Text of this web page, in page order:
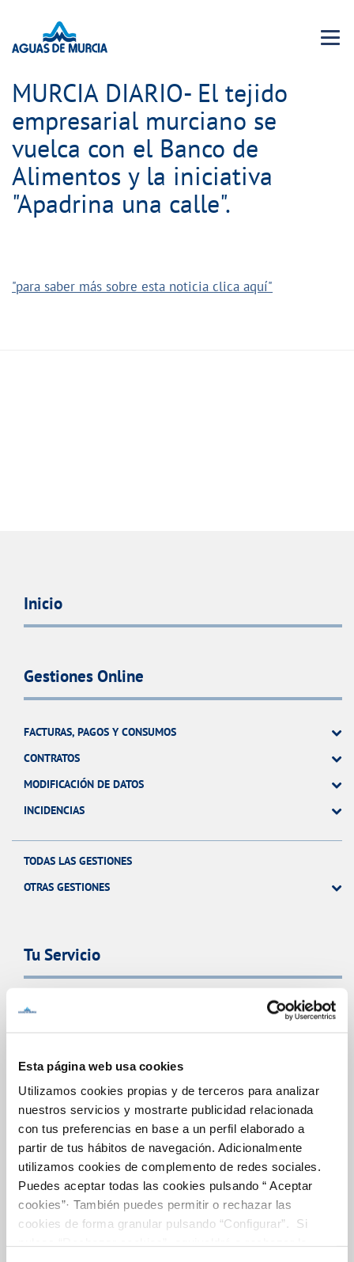
Esta página web usa cookies
Utilizamos cookies propias y de terceros para analizar
nuestros servicios y mostrarte publicidad relacionada
con tus preferencias en base a un perfil elaborado a
partir de tus hábitos de navegación. Adicionalmente
utilizamos cookies de complemento de redes sociales.
Puedes aceptar todas las cookies pulsando “ Aceptar
cookies”· También puedes permitir o rechazar las
cookies de forma granular pulsando “Configurar”. Si
Menu
MURCIA DIARIO- El tejido
empresarial murciano se
vuelca con el Banco de
Alimentos y la iniciativa
"Apadrina una calle".
"para saber más sobre esta noticia clica aquí"
Inicio
Gestiones Online
FACTURAS, PAGOS Y CONSUMOS
CONTRATOS
MODIFICACIÓN DE DATOS
INCIDENCIAS
TODAS LAS GESTIONES
OTRAS GESTIONES
Tu Servicio
FACTURAS Y PRECIOS
ATENCIÓN AL CLIENTE
COMPROMISO DE SERVICIO
Tu Agua
NUESTRO PAPEL EN EL CICLO URBANO
CALIDAD